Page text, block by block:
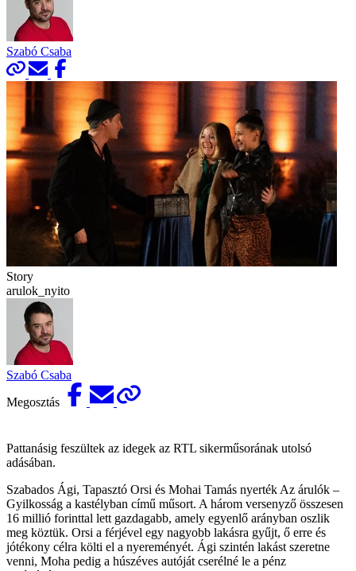
Szabó Csaba
Story
arulok_nyito
Szabó Csaba
Megosztás
Pattanásig feszültek az idegek az RTL sikerműsorának utolsó
adásában.
Szabados Ági, Tapasztó Orsi és Mohai Tamás nyerték Az árulók –
Gyilkosság a kastélyban című műsort. A három versenyző összesen
16 millió forinttal lett gazdagabb, amely egyenlő arányban oszlik
meg köztük. Orsi a férjével egy nagyobb lakásra gyűjt, ő erre és
jótékony célra költi el a nyereményét. Ági szintén lakást szeretne
venni, Moha pedig a húszéves autóját cserélné le a pénz